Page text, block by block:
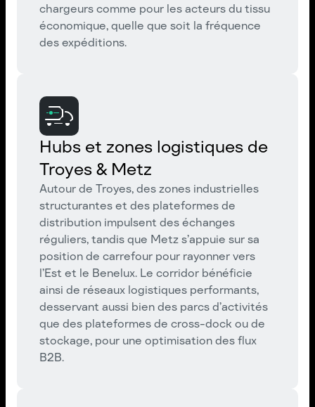
chargeurs comme pour les acteurs du tissu
économique, quelle que soit la fréquence
des expéditions.
Hubs et zones logistiques de
Troyes & Metz
Autour de Troyes, des zones industrielles
structurantes et des plateformes de
distribution impulsent des échanges
réguliers, tandis que Metz s’appuie sur sa
position de carrefour pour rayonner vers
l’Est et le Benelux. Le corridor bénéficie
ainsi de réseaux logistiques performants,
desservant aussi bien des parcs d’activités
que des plateformes de cross-dock ou de
stockage, pour une optimisation des flux
B2B.